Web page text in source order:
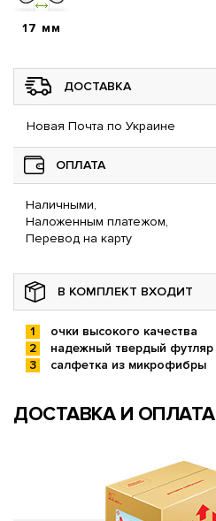
17 мм
ДОСТАВКА
Новая Почта по Украине
ОПЛАТА
Наличными,
Наложенным платежом,
Перевод на карту
В КОМПЛЕКТ ВХОДИТ
очки высокого качества
надежный твердый футляр
салфетка из микрофибры
ДОСТАВКА И ОПЛАТА